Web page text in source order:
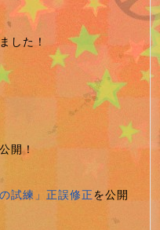
した！
開！
試練」正誤修正を公開